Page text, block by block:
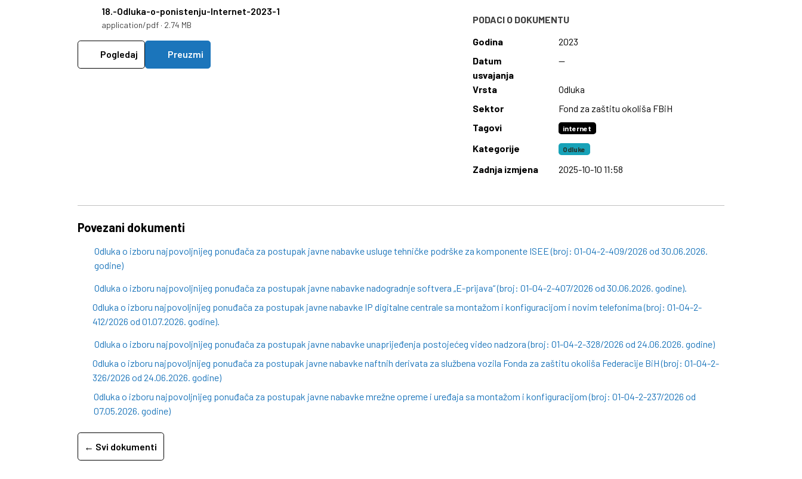
18.-Odluka-o-ponistenju-Internet-2023-1
application/pdf · 2.74 MB
Pogledaj Preuzmi
PODACI O DOKUMENTU
Godina
2023
Datum
usvajanja
—
Vrsta
Odluka
Sektor
Fond za zaštitu okoliša FBiH
Tagovi
internet
Kategorije Odluke
Zadnja izmjena 2025-10-10 11:58
Povezani dokumenti
Odluka o izboru najpovoljnijeg ponuđača za postupak javne nabavke usluge tehničke podrške za komponente ISEE (broj: 01-04-2-409/2026 od 30.06.2026.
godine)
Odluka o izboru najpovoljnijeg ponuđača za postupak javne nabavke nadogradnje softvera „E-prijava“ (broj: 01-04-2-407/2026 od 30.06.2026. godine).
Odluka o izboru najpovoljnijeg ponuđača za postupak javne nabavke IP digitalne centrale sa montažom i konfiguracijom i novim telefonima (broj: 01-04-2-
412/2026 od 01.07.2026. godine).
Odluka o izboru najpovoljnijeg ponuđača za postupak javne nabavke unaprijeđenja postojećeg video nadzora (broj: 01-04-2-328/2026 od 24.06.2026. godine)
Odluka o izboru najpovoljnijeg ponuđača za postupak javne nabavke naftnih derivata za službena vozila Fonda za zaštitu okoliša Federacije BiH (broj: 01-04-2-
326/2026 od 24.06.2026. godine)
Odluka o izboru najpovoljnijeg ponuđača za postupak javne nabavke mrežne opreme i uređaja sa montažom i konfiguracijom (broj: 01-04-2-237/2026 od
07.05.2026. godine)
← Svi dokumenti